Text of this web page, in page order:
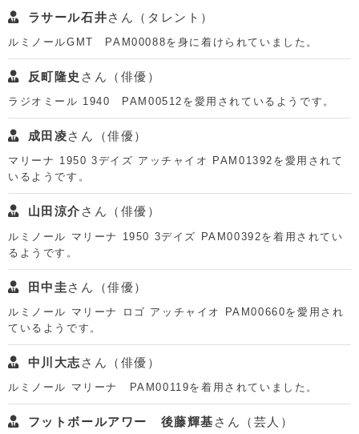
ラサール石井さん（タレント）
ルミノールGMT PAM00088を身に着けられていました。
反町隆史 さん（俳優）
ラジオミール 1940 PAM00512を愛用されているようです。
成田凌さん（俳優）
マリーナ 1950 3デイズ アッチャイオ PAM01392を愛用されて
いるようです。
山田涼介 さん（俳優）
ルミノール マリーナ 1950 3デイズ PAM00392を着用されてい
るようです。
田中圭さん（俳優）
ルミノール マリーナ ロゴ アッチャイオ PAM00660を愛用され
ているようです。
中川大志 さん（俳優）
ルミノール マリーナ PAM00119を着用されていました。
フットボールアワー 後藤輝基 さん（芸人）